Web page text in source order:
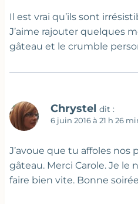
Il est vrai qu’ils sont
J’aime rajouter quelques
gâteau et le crumble
Chrystel dit :
6 juin 2016 à 21 h 26
J’avoue que tu affoles nos
gâteau. Merci Carole. Je
faire bien vite. Bonne soirée